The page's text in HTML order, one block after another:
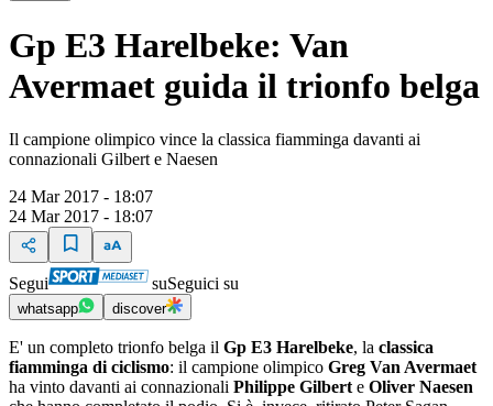
Gp E3 Harelbeke: Van
Avermaet guida il trionfo belga
Il campione olimpico vince la classica fiamminga davanti ai
connazionali Gilbert e Naesen
24 Mar 2017 - 18:07
24 Mar 2017 - 18:07
Segui suSeguici su
whatsapp discover
E' un completo trionfo belga il Gp E3 Harelbeke, la classica
fiamminga di ciclismo: il campione olimpico Greg Van Avermaet
ha vinto davanti ai connazionali Philippe Gilbert e Oliver Naesen